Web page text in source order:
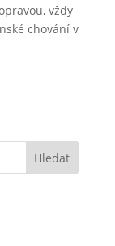
vždy
chování v